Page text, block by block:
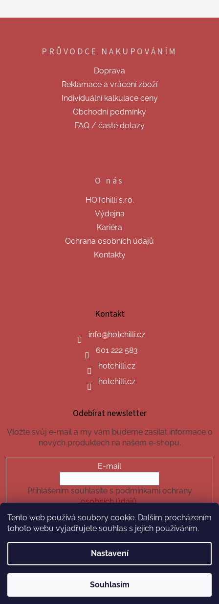
Tento web používá soubory cookie. Dalším procházením
tohoto webu vyjadřujete souhlas s jejich používáním.
Nastavení
Souhlasím
PRŮVODCE NAKUPOVÁNÍM
Doprava
Reklamace a vrácení zboží
Individuální kalkulace ceny
Obchodní podmínky
FAQ / časté dotazy
O nás
HOTchilli s.r.o.
Výdejna
Kariéra
Ochrana osobních údajů
Kontakty
Kontakt
info@hotchilli.cz
601 222 583
hotchilli.cz
hotchilli.cz
Odebírat newsletter
Vložte svůj e-mail a my vám budeme zasílat informace o
nových produktech na našem e-shopu.
E-mail
Přihlášením souhlasíte s podmínkami ochrany
osobních údajů.
PŘIHLÁSIT SE